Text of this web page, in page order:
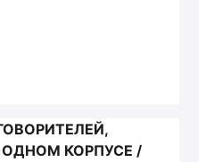
КОРПУСЕ /